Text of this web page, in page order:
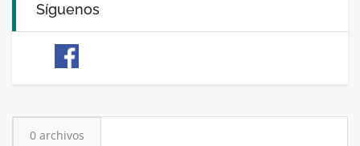
Síguenos
0 archivos